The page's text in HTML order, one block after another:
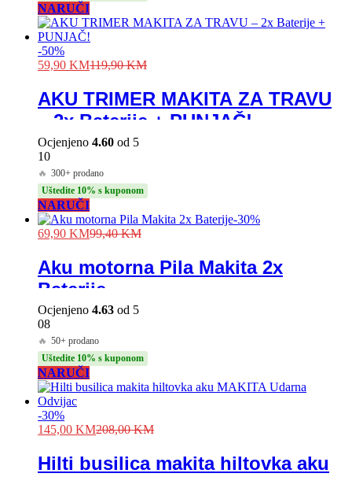
NARUČI
-50%
59,90 KM119,90KM
AKU TRIMER MAKITA ZA TRAVU
– 2x Baterije + PUNJAČ!
Ocjenjeno 4.60 od 5
10
🔥 300+ prodano
Uštedite 10% s kuponom
NARUČI
-30%
69,90 KM99,40KM
Aku motorna Pila Makita 2x
Baterije
Ocjenjeno 4.63 od 5
08
🔥 50+ prodano
Uštedite 10% s kuponom
NARUČI
-30%
145,00 KM208,00KM
Hilti busilica makita hiltovka aku